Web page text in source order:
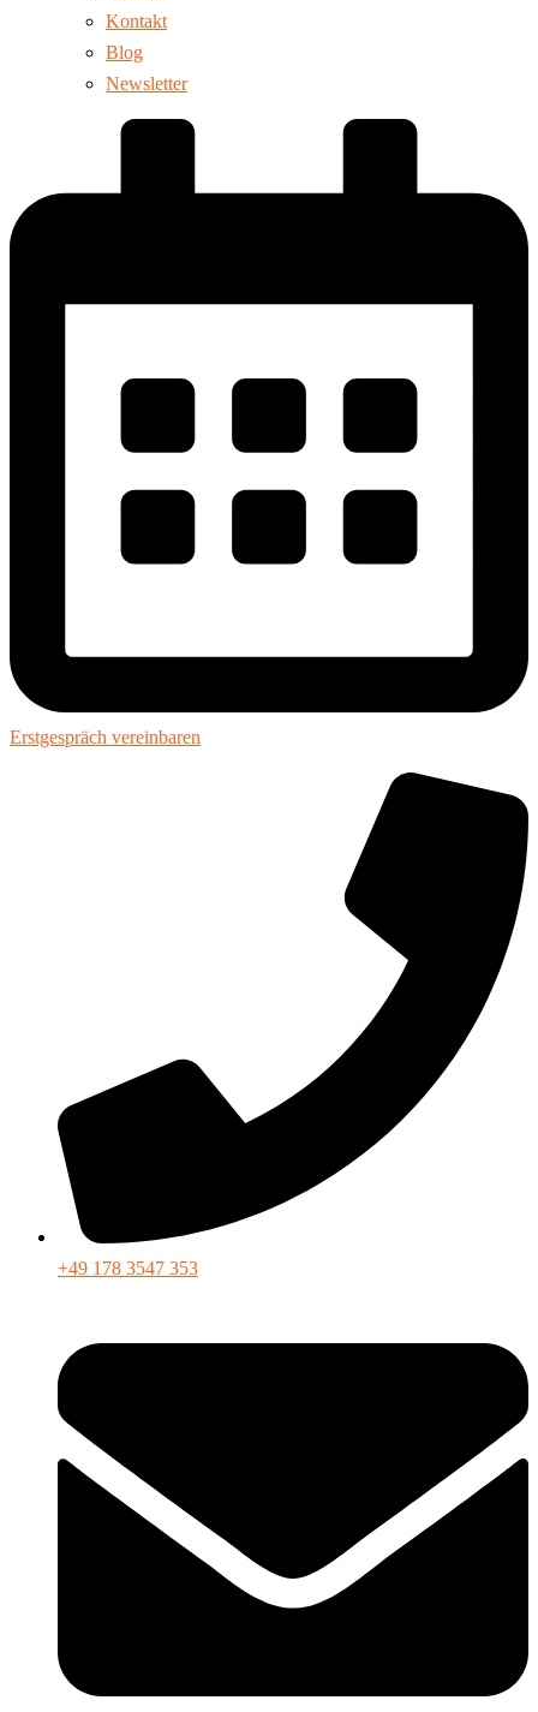
Kontakt
Blog
Newsletter
Erstgespräch vereinbaren
+49 178 3547 353